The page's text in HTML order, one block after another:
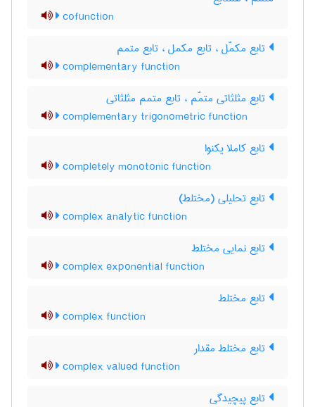
cofunction
تابع مکمّل ، تابع مکمل ، تابع متمم
complementary function
تابع مثلثاتی متمّم ، تابع متمم مثلثاتی
complementary trigonometric function
تابع کاملا یکنوا
completely monotonic function
تابع تحلیلی (مختلط)
complex analytic function
تابع نمایی مختلط
complex exponential function
تابع مختلط
complex function
تابع مختلط مقدار
complex valued function
تابع پیچیدگی